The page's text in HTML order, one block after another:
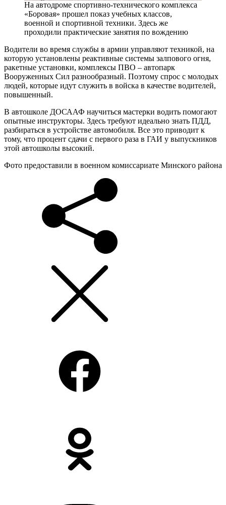
На автодроме спортивно-технического комплекса
«Боровая» прошел показ учебных классов,
военной и спортивной техники. Здесь же
проходили практические занятия по вождению
Водители во время службы в армии управляют техникой, на
которую установлены реактивные системы залпового огня,
ракетные установки, комплексы ПВО – автопарк
Вооруженных Сил разнообразный. Поэтому спрос с молодых
людей, которые идут служить в войска в качестве водителей,
повышенный.
В автошколе ДОСААФ научиться мастерки водить помогают
опытные инструкторы. Здесь требуют идеально знать ПДД,
разбираться в устройстве автомобиля. Все это приводит к
тому, что процент сдачи с первого раза в ГАИ у выпускников
этой автошколы высокий.
Фото предоставили в военном комиссариате Минского района